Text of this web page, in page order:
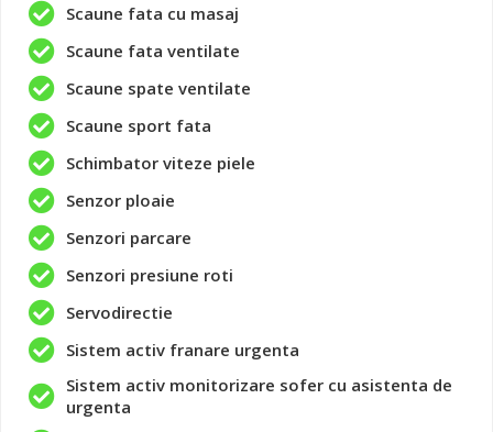
Scaune fata cu masaj
Scaune fata ventilate
Scaune spate ventilate
Scaune sport fata
Schimbator viteze piele
Senzor ploaie
Senzori parcare
Senzori presiune roti
Servodirectie
Sistem activ franare urgenta
Sistem activ monitorizare sofer cu asistenta de
urgenta